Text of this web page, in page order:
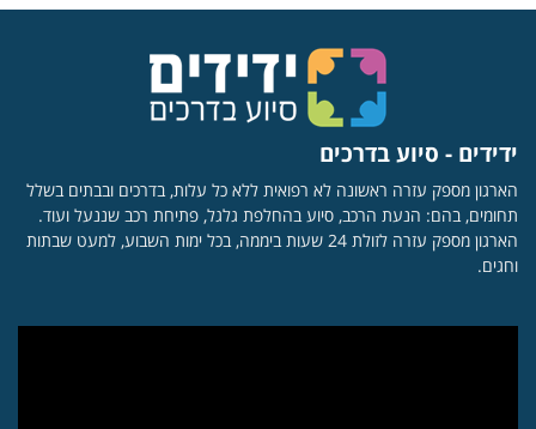
ידידים - סיוע בדרכים
הארגון מספק עזרה ראשונה לא רפואית ללא כל עלות, בדרכים ובבתים בשלל
תחומים, בהם: הנעת הרכב, סיוע בהחלפת גלגל, פתיחת רכב שננעל ועוד.
הארגון מספק עזרה לזולת 24 שעות ביממה, בכל ימות השבוע, למעט שבתות
וחגים.